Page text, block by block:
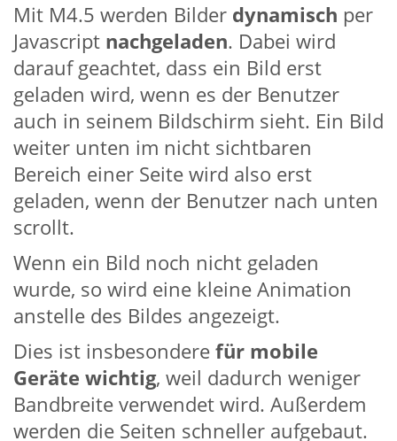
Mit M4.5 werden Bilder dynamisch per
Javascript nachgeladen. Dabei wird
darauf geachtet, dass ein Bild erst
geladen wird, wenn es der Benutzer
auch in seinem Bildschirm sieht. Ein Bild
weiter unten im nicht sichtbaren
Bereich einer Seite wird also erst
geladen, wenn der Benutzer nach unten
scrollt.
Wenn ein Bild noch nicht geladen
wurde, so wird eine kleine Animation
anstelle des Bildes angezeigt.
Dies ist insbesondere für mobile
Geräte wichtig, weil dadurch weniger
Bandbreite verwendet wird. Außerdem
werden die Seiten schneller aufgebaut.